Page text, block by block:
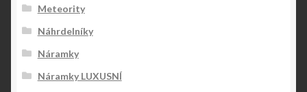
Meteority
Náhrdelníky
Náramky
Náramky LUXUSNÍ